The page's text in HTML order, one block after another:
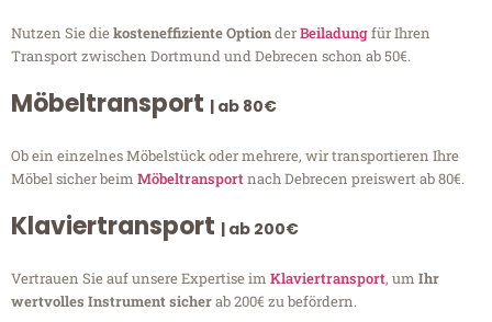
Nutzen Sie diekosteneffiziente OptionderBeiladungfür Ihren
Transport zwischen Dortmund und Debrecen schon ab 50€.
Möbeltransport | ab 80€
Ob ein einzelnes Möbelstück oder mehrere, wir transportieren Ihre
Möbel sicher beim Möbeltransportnach Debrecen preiswert ab 80€.
Klaviertransport | ab 200€
Vertrauen Sie auf unsere Expertise im Klaviertransport, um Ihr
wertvolles Instrument sicherab 200€ zu befördern.